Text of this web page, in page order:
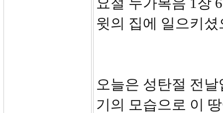
윗의 집에 일으키셨
오늘은 성탄절 전
기의 모습으로 이